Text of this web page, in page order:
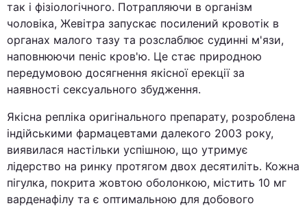
так і фізіологічного. Потрапляючи в організм
чоловіка, Жевітра запускає посилений кровотік в
органах малого тазу та розслаблює судинні м'язи,
наповнюючи пеніс кров'ю. Це стає природною
передумовою досягнення якісної ерекції за
наявності сексуального збудження.
Якісна репліка оригінального препарату, розроблена
індійськими фармацевтами далекого 2003 року,
виявилася настільки успішною, що утримує
лідерство на ринку протягом двох десятиліть. Кожна
пігулка, покрита жовтою оболонкою, містить 10 мг
варденафілу та є оптимальною для добового